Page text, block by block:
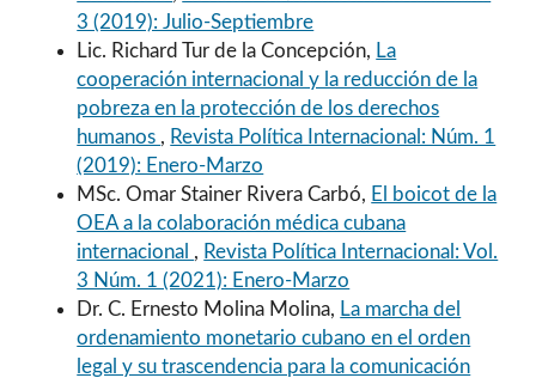
3 (2019): Julio-Septiembre
Lic. Richard Tur de la Concepción, La
cooperación internacional y la reducción de la
pobreza en la protección de los derechos
humanos , Revista Política Internacional: Núm. 1
(2019): Enero-Marzo
MSc. Omar Stainer Rivera Carbó, El boicot de la
OEA a la colaboración médica cubana
internacional , Revista Política Internacional: Vol.
3 Núm. 1 (2021): Enero-Marzo
Dr. C. Ernesto Molina Molina, La marcha del
ordenamiento monetario cubano en el orden
legal y su trascendencia para la comunicación